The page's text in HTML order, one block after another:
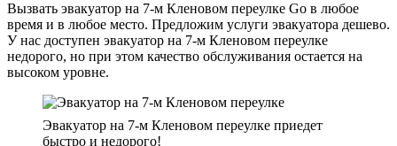
Вызвать эвакуатор на 7-м Кленовом переулке Go в любое
время и в любое место. Предложим услуги эвакуатора дешево.
У нас доступен эвакуатор на 7-м Кленовом переулке
недорого, но при этом качество обслуживания остается на
высоком уровне.
Эвакуатор на 7-м Кленовом переулке приедет
быстро и недорого!